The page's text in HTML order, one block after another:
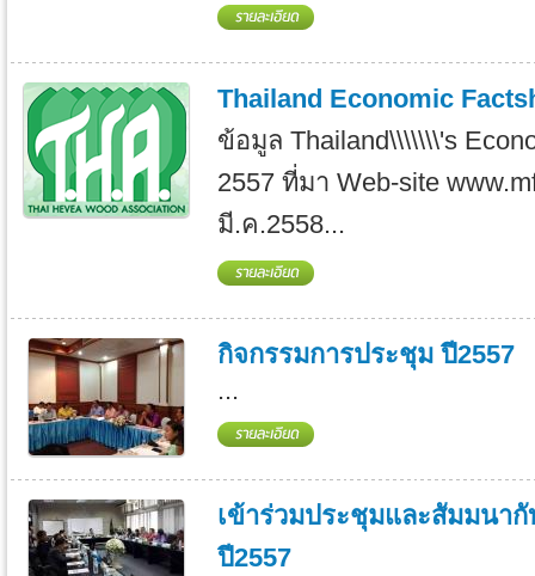
Thailand Economic
ข้อมูล Thailand\\\\\\\'s
2557 ที่มา Web-site
มี.ค.2558...
กิจกรรมการประชุม ปี2557
...
เข้าร่วมประชุมและสัมมนา
ปี2557